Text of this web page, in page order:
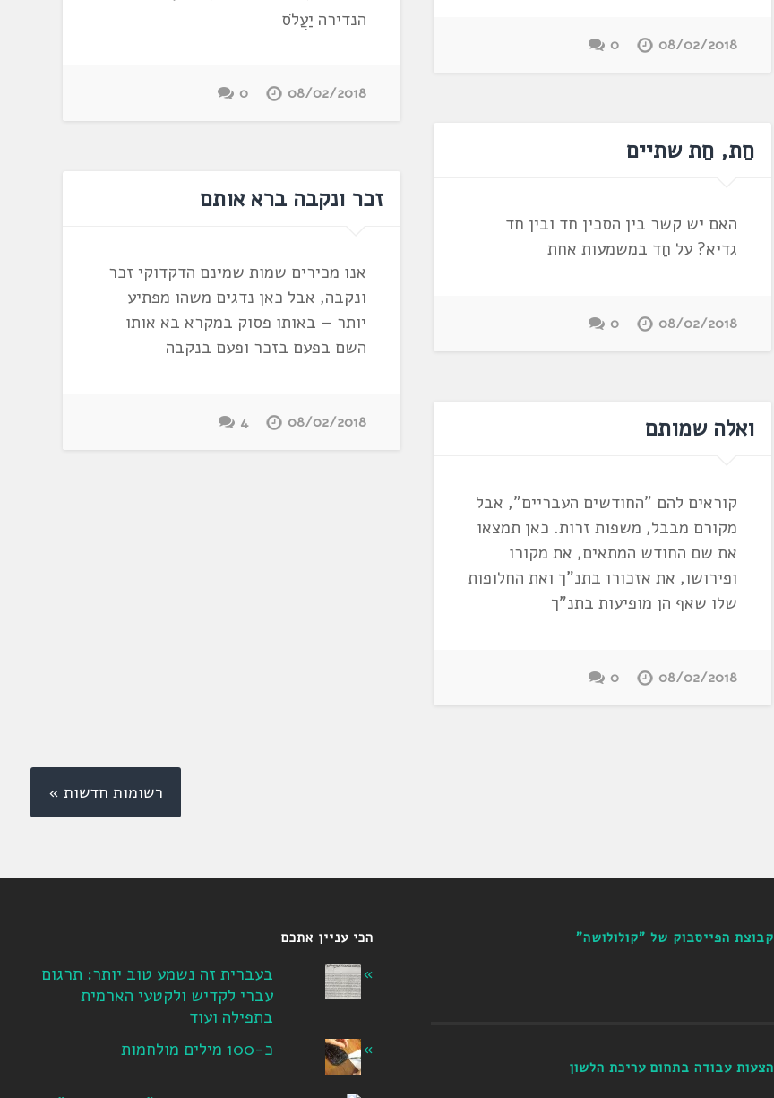
08/02/2018
0
הנדירה יַעֲלֹס
08/02/2018
0
חַת, חַת שתיים
האם יש קשר בין הסכין חד ובין חד
גדיא? על חַד במשמעות אחת
08/02/2018
0
זכר ונקבה ברא אותם
אנו מכירים שמות שמינם הדקדוקי זכר
ונקבה, אבל כאן נדגים משהו מפתיע
יותר – באותו פסוק במקרא בא אותו
השם בפעם בזכר ופעם בנקבה
08/02/2018
4 ואלה שמותם
קוראים להם "החודשים העבריים", אבל
מקורם מבבל, משפות זרות. כאן תמצאו
את שם החודש המתאים, את מקורו
ופירושו, את אזכורו בתנ"ך ואת החלופות
שלו שאף הן מופיעות בתנ"ך
08/02/2018
0
רשומות חדשות »
קבוצת הפייסבוק של "קולולושה"
הצעות עבודה בתחום עריכת הלשון
הכי עניין אתכם
בעברית זה נשמע טוב יותר: תרגום
עברי לקדיש ולקטעי הארמית
בתפילה ועוד
כ-100 מילים מולחמות